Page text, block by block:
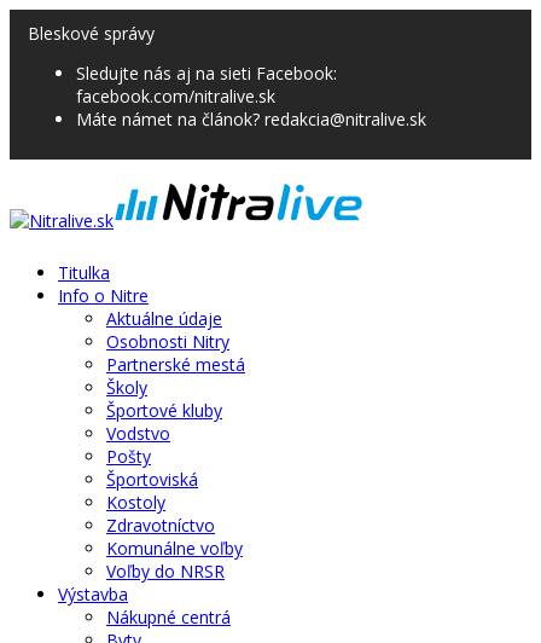
Bleskové správy
Sledujte nás aj na sieti Facebook:
facebook.com/nitralive.sk
Máte námet na článok? redakcia@nitralive.sk
Titulka
Info o Nitre
Aktuálne údaje
Osobnosti Nitry
Partnerské mestá
Školy
Športové kluby
Vodstvo
Pošty
Športoviská
Kostoly
Zdravotníctvo
Komunálne voľby
Voľby do NRSR
Výstavba
Nákupné centrá